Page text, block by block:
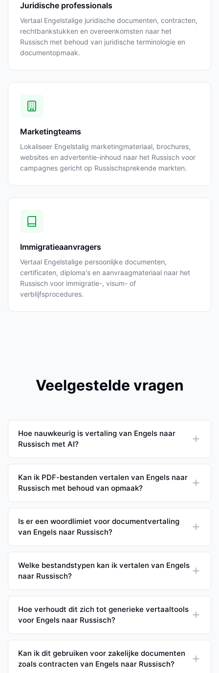
Juridische professionals
Vertaal Engelstalige juridische documenten, contracten,
rechtbankstukken en overeenkomsten naar het
Russisch met behoud van juridische terminologie en
documentopmaak.
Marketingteams
Lokaliseer Engelstalig marketingmateriaal, brochures,
websites en advertentie-inhoud naar het Russisch voor
campagnes gericht op Russischsprekende markten.
Immigratieaanvragers
Vertaal Engelstalige persoonlijke documenten,
certificaten, diploma's en aanvraagmateriaal naar het
Russisch voor immigratie-, visum- of
verblijfsprocedures.
Veelgestelde vragen
Hoe nauwkeurig is vertaling van Engels naar
Russisch met AI?
Kan ik PDF-bestanden vertalen van Engels naar
Russisch met behoud van opmaak?
Is er een woordlimiet voor documentvertaling
van Engels naar Russisch?
Welke bestandstypen kan ik vertalen van Engels
naar Russisch?
Hoe verhoudt dit zich tot generieke vertaaltools
voor Engels naar Russisch?
Kan ik dit gebruiken voor zakelijke documenten
zoals contracten van Engels naar Russisch?